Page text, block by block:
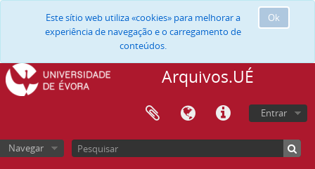
Ok
Este sítio web utiliza «cookies» para melhorar a
experiência de navegação e o carregamento de
conteúdos.
Arquivos.UÉ
Entrar
Navegar